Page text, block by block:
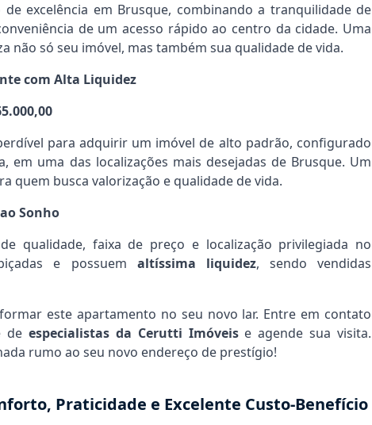
excelência em Brusque, combinando a tranquilidade de
de um acesso rápido ao centro da cidade. Uma
não só seu imóvel, mas também sua qualidade de vida.
com Alta Liquidez
para adquirir um imóvel de alto padrão, configurado
em uma das localizações mais desejadas de Brusque. Um
quem busca valorização e qualidade de vida.
Sonho
qualidade, faixa de preço e localização privilegiada no
e possuem altíssima liquidez, sendo vendidas
este apartamento no seu novo lar. Entre em contato
deespecialistas da Cerutti Imóveise agende sua visita.
rumo ao seu novo endereço de prestígio!
Praticidade e Excelente Custo-Benefício